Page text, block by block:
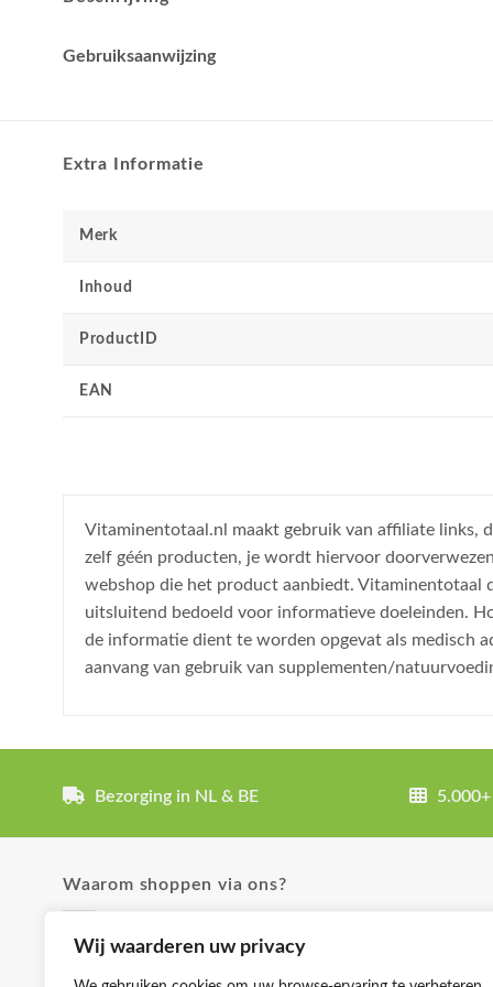
Wij waarderen uw privacy
Gebruiksaanwijzing
Extra Informatie
Merk
Inhoud
ProductID
EAN
Vitaminentotaal.nl maakt gebruik van affiliate links,
zelf géén producten, je wordt hiervoor
webshop die het product aanbiedt. Vitaminentotaal
uitsluitend bedoeld voor informatieve doeleinden.
de informatie dient te worden opgevat als medisch
aanvang van gebruik van supplementen/
Bezorging in NL & BE
Waarom shoppen via ons?
✓ Uitgebreide product omschrijvingen